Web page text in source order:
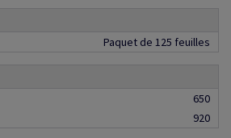
Paquet de 125 feuilles
650
920